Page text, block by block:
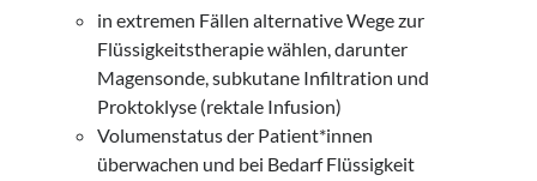
in extremen Fällen alternative Wege zur
Flüssigkeitstherapie wählen, darunter
Magensonde, subkutane Infiltration und
Proktoklyse (rektale Infusion)
Volumenstatus der Patient*innen
überwachen und bei Bedarf Flüssigkeit